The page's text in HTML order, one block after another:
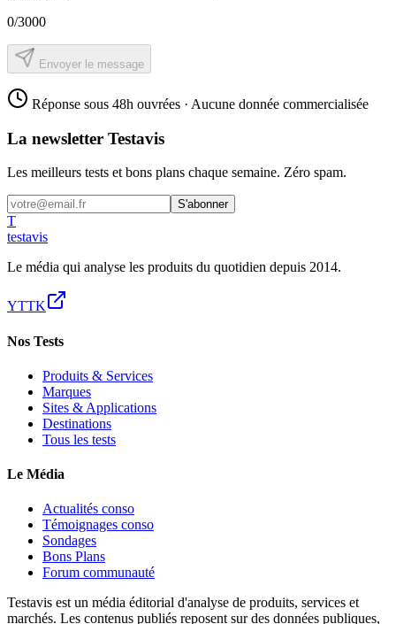
0/3000
Envoyer le message
Réponse sous 48h ouvrées · Aucune donnée commercialisée
La newsletter Testavis
Les meilleurs tests et bons plans chaque semaine. Zéro spam.
S'abonner
T
testavis
Le média qui analyse les produits du quotidien depuis 2014.
YTTK
Nos Tests
Produits & Services
Marques
Sites & Applications
Destinations
Tous les tests
Le Média
Actualités conso
Témoignages conso
Sondages
Bons Plans
Forum communauté
Testavis est un média éditorial d'analyse de produits, services et
marchés. Les contenus publiés reposent sur des données publiques,